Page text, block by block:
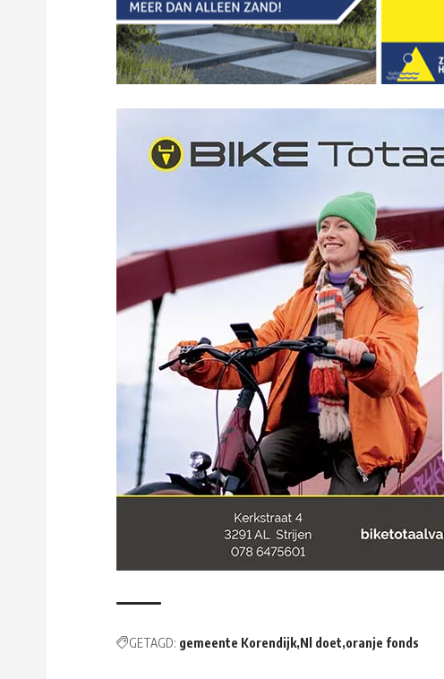
GETAGD: gemeente Korendijk Nl doet oranje fonds